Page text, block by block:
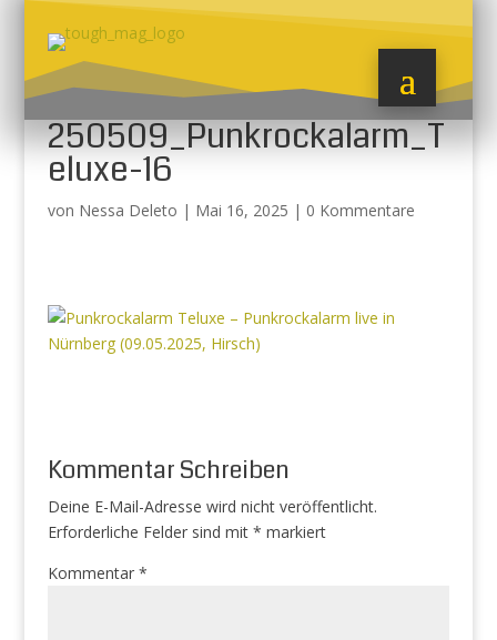
250509_Punkrockalarm_T
eluxe-16
von Nessa Deleto | Mai 16, 2025 | 0 Kommentare
Kommentar Schreiben
Deine E-Mail-Adresse wird nicht veröffentlicht.
Erforderliche Felder sind mit * markiert
Kommentar *